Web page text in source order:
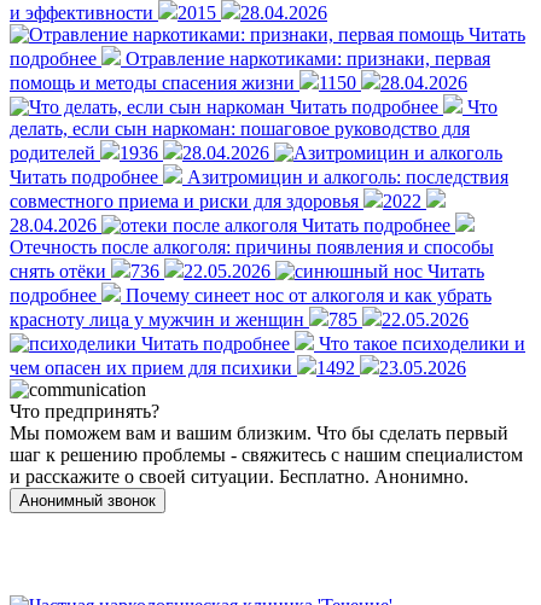
и эффективности
2015
28.04.2026
Читать
подробнее
Отравление наркотиками: признаки, первая
помощь и методы спасения жизни
1150
28.04.2026
Читать подробнее
Что
делать, если сын наркоман: пошаговое руководство для
родителей
1936
28.04.2026
Читать подробнее
Азитромицин и алкоголь: последствия
совместного приема и риски для здоровья
2022
28.04.2026
Читать подробнее
Отечность после алкоголя: причины появления и способы
снять отёки
736 22.05.2026
Читать
подробнее
Почему синеет нос от алкоголя и как убрать
красноту лица у мужчин и женщин
785
22.05.2026
Читать подробнее
Что такое психоделики и
чем опасен их прием для психики
1492 23.05.2026
Что предпринять?
Мы поможем вам и вашим близким. Что бы сделать первый
шаг к решению проблемы - свяжитесь с нашим специалистом
и расскажите о своей ситуации. Бесплатно. Анонимно.
Анонимный звонок